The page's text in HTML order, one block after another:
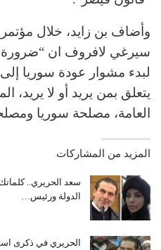
وأضاف بن زايد، خلال
سيرغي لافروف ان “ضرورة
لبدء مشوار عودة سوريا إلى
يتعلق بمن يريد أو لا
العامة، مصلحة سوريا
المزيد من المشاركات
سعد الحريري..
الدولة ورئيس…
الحريري في ذكرى